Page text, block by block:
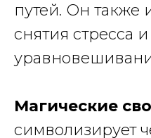
путей. Он также
снятия стресса и
Магические
символизирует